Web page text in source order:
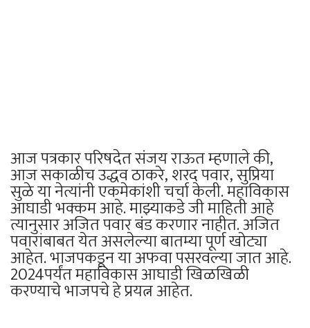
आज पत्रकार परिषदेत संजय राऊत म्हणाले की,
आज सकाळीच उद्धव ठाकरे, शरद पवार, सुप्रिया
सुळे या नेत्यांनी एकमेकांशी चर्चा केली. महाविकास
आघाडी भक्कम आहे. माझ्याकडे जी माहिती आहे
त्यानुसार अजित पवार बंड करणार नाहीत. अजित
पवारांबाबत येत असलेल्या बातम्या पूर्ण खोट्या
आहेत. भाजपकडून या अफवा पसरवल्या जात आहे.
2024पर्यंत महाविकास आघाडी खिळखिळी
करण्याचे भाजपचे हे प्रयत्न आहेत.